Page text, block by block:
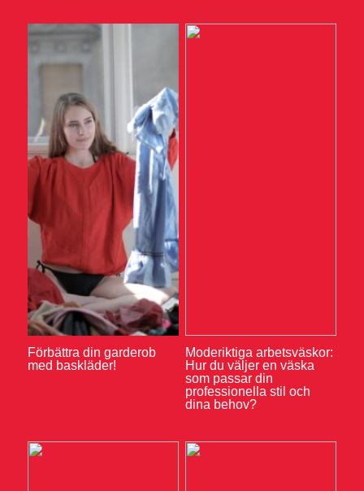
Förbättra din garderob
med baskläder!
Moderiktiga arbetsväskor:
Hur du väljer en väska
som passar din
professionella stil och
dina behov?